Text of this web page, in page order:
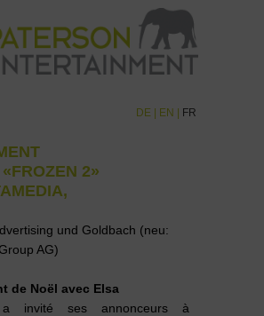
DE EN FR
2»
und Goldbach (neu:
AG)
de Noël avec Elsa
a invité ses annonceurs à